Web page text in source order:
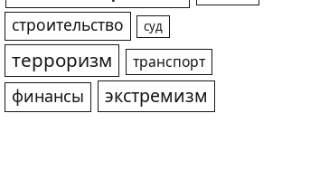
строительство суд
терроризм транспорт
финансы экстремизм